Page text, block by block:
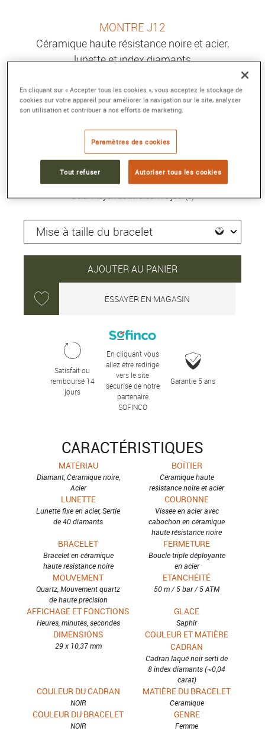
MONTRE J12
Céramique haute résistance noire et acier,
lunette et index diamants
Collection : J12
Bracelet en céramique, cadran laqué noir serti de diamants,
13 250 €
Délai moyen de livraison : 5 jour(s)
AJOUTER AU PANIER
ESSAYER EN MAGASIN
Satisfait ou
remboursé 14
jours
En cliquant vous
allez être redirigé
vers le site
sécurisé de notre
partenaire
SOFINCO
Garantie 5 ans
CARACTÉRISTIQUES
MATÉRIAU
Diamant, Céramique noire,
Acier
BOÎTIER
Céramique haute
résistance noire et acier
LUNETTE
Lunette fixe en acier, Sertie
de 40 diamants
COURONNE
Vissée en acier avec
cabochon en céramique
haute résistance noire
BRACELET
Bracelet en céramique
haute résistance noire
FERMETURE
Boucle triple déployante
en acier
MOUVEMENT
Quartz, Mouvement quartz
de haute précision
ETANCHÉITÉ
50 m / 5 bar / 5 ATM
AFFICHAGE ET FONCTIONS
Heures, minutes, secondes
GLACE
Saphir
DIMENSIONS
29 x 10,37 mm
COULEUR ET MATIÈRE
CADRAN
Cadran laqué noir serti de
8 index diamants (~0,04
carat)
COULEUR DU CADRAN
NOIR
MATIÈRE DU BRACELET
Céramique
COULEUR DU BRACELET
NOIR
GENRE
Femme
En cliquant sur « Accepter tous les cookies », vous acceptez le stockage de
cookies sur votre appareil pour améliorer la navigation sur le site, analyser
son utilisation et contribuer à nos efforts de marketing.
Paramètres des cookies
Tout refuser Autoriser tous les cookies